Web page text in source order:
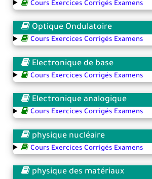
Cours Exercices Corrigés Examens
Optique Ondulatoire
Cours Exercices Corrigés Examens
Electronique de base
Cours Exercices Corrigés Examens
Electronique analogique
Cours Exercices Corrigés Examens
physique nucléaire
Cours Exercices Corrigés Examens
physique des matériaux